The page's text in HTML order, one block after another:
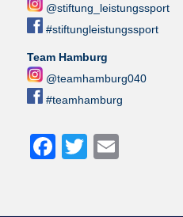
@stiftung_leistungssport
#stiftungleistungssport
Team Hamburg
@teamhamburg040
#teamhamburg
Facebook
Twitter